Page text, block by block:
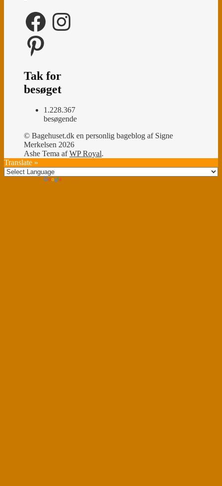
FacebookInstagram
Pinterest
Tak for
besøget
1.228.367
besøgende
© Bagehuset.dk en personlig bageblog af Signe
Merkelsen 2026
Ashe Tema afWP Royal.
Translate »